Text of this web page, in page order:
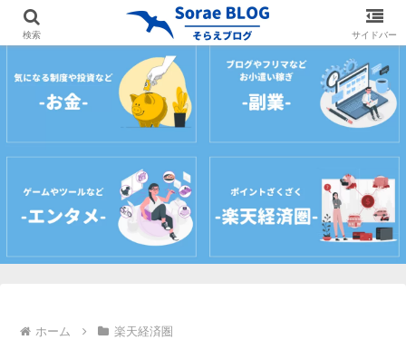
ホーム プロフィール サイトマップ お問
ホーム 楽天経済圏
検索 サイドバー